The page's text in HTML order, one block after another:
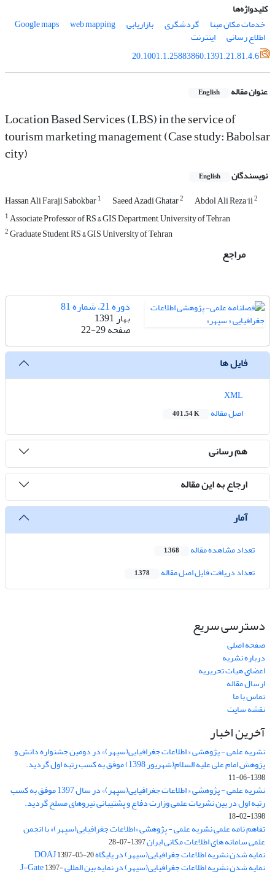
کلیدواژه‌ها
خدمات مکان مبنا
گردشگری بازاریابی Google maps web mapping
اطلاع رسانی
اینترنت
20.1001.1.25883860.1391.21.81.4.6
عنوان مقاله English
Location Based Services (LBS) in the service of
tourism marketing management (Case study: Babolsar
city)
نویسندگان English
Hassan Ali Faraji Sabokbar1 Saeed Azadi Ghatar2 Abdol Ali Reza'ii2
1Associate Professor of RS & GIS Department, University of Tehran
2Graduate Student, RS & GIS University of Tehran
مراجع
دوره 21، شماره 81
بهار 1391
صفحه22-29
فایل ها
اصل مقاله
401.54 K
هم رسانی
ارجاع به این مقاله
آمار
تعداد مشاهده مقاله 1,368
تعداد دریافت فایل اصل مقاله 1,378
دسترسی سریع
صفحه اصلی
درباره نشریه
اعضای هیات تحریریه
ارسال مقاله
تماس با ما
نقشه سایت
آخرین اخبار
نشریه علمی - پژوهشی « اطلاعات جغرافیایی(سپهر)» در دومین جشنواره دانش و
پژوهش امام علی علیه السلام(شهریور 1398) موفق به کسب رتبه اول گردید.
1398-06-11
نشریه علمی - پژوهشی « اطلاعات جغرافیایی(سپهر)» در سال 1397 موفق به کسب
رتبه اول در بین نشریات علمی وزارت دفاع و پشتیبانی نیروهای مسلح گردید.
1398-02-18
تفاهم نامه علمی نشریه علمی - پژوهشی «اطلاعات جغرافیایی(سپهر)» با انجمن
علمی سامانه های اطلاعات مکانی ایران1397-07-28
نمایه شدن نشریه اطلاعات جغرافیایی(سپهر) در پایگاه DOAJ1397-05-20
نمایه شدن نشریه اطلاعات جغرافیایی(سپهر) در نمایه بین المللی J-Gate1397-